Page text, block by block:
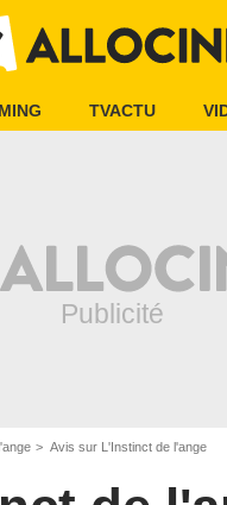
TVACTU
Avis sur L'Instinct de l'ange